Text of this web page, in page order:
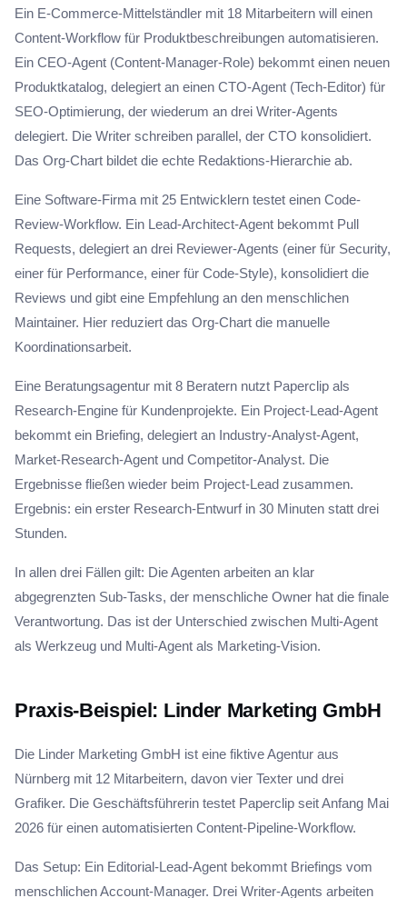
Ein E-Commerce-Mittelständler mit 18 Mitarbeitern will einen
Content-Workflow für Produktbeschreibungen automatisieren.
Ein CEO-Agent (Content-Manager-Role) bekommt einen neuen
Produktkatalog, delegiert an einen CTO-Agent (Tech-Editor) für
SEO-Optimierung, der wiederum an drei Writer-Agents
delegiert. Die Writer schreiben parallel, der CTO konsolidiert.
Das Org-Chart bildet die echte Redaktions-Hierarchie ab.
Eine Software-Firma mit 25 Entwicklern testet einen Code-
Review-Workflow. Ein Lead-Architect-Agent bekommt Pull
Requests, delegiert an drei Reviewer-Agents (einer für Security,
einer für Performance, einer für Code-Style), konsolidiert die
Reviews und gibt eine Empfehlung an den menschlichen
Maintainer. Hier reduziert das Org-Chart die manuelle
Koordinationsarbeit.
Eine Beratungsagentur mit 8 Beratern nutzt Paperclip als
Research-Engine für Kundenprojekte. Ein Project-Lead-Agent
bekommt ein Briefing, delegiert an Industry-Analyst-Agent,
Market-Research-Agent und Competitor-Analyst. Die
Ergebnisse fließen wieder beim Project-Lead zusammen.
Ergebnis: ein erster Research-Entwurf in 30 Minuten statt drei
Stunden.
In allen drei Fällen gilt: Die Agenten arbeiten an klar
abgegrenzten Sub-Tasks, der menschliche Owner hat die finale
Verantwortung. Das ist der Unterschied zwischen Multi-Agent
als Werkzeug und Multi-Agent als Marketing-Vision.
Praxis-Beispiel: Linder Marketing GmbH
Die Linder Marketing GmbH ist eine fiktive Agentur aus
Nürnberg mit 12 Mitarbeitern, davon vier Texter und drei
Grafiker. Die Geschäftsführerin testet Paperclip seit Anfang Mai
2026 für einen automatisierten Content-Pipeline-Workflow.
Das Setup: Ein Editorial-Lead-Agent bekommt Briefings vom
menschlichen Account-Manager. Drei Writer-Agents arbeiten